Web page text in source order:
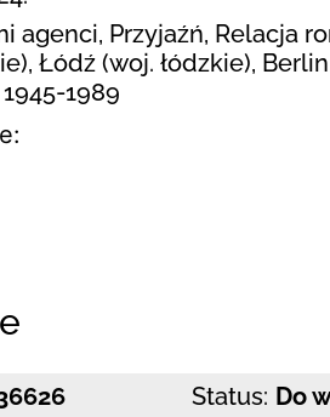
agenci, Przyjaźń, Relacja
Łódź (woj. łódzkie),
1989
Status: Do